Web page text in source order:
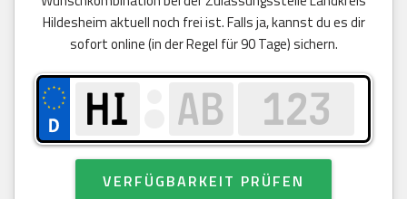
Hildesheim aktuell noch frei ist. Falls ja, kannst du es dir
sofort online (in der Regel für 90 Tage) sichern.
VERFÜGBARKEIT PRÜFEN